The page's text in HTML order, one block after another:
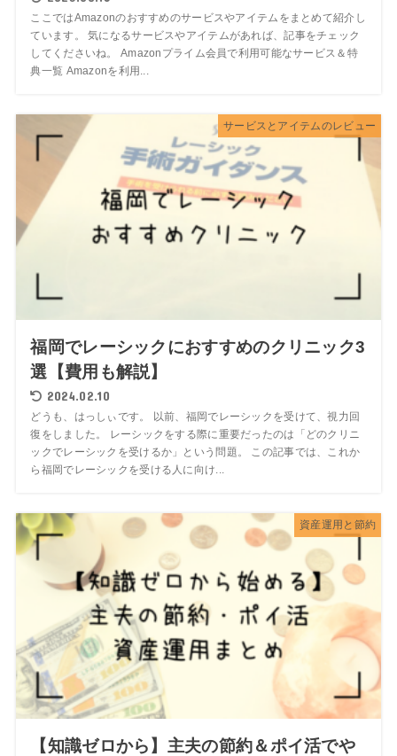
ここではAmazonのおすすめのサービスやアイテムをまとめて紹介し
ています。 気になるサービスやアイテムがあれば、記事をチェック
してくださいね。 Amazonプライム会員で利用可能なサービス＆特
典一覧 Amazonを利用...
サービスとアイテムのレビュー
福岡でレーシックにおすすめのクリニック3
選【費用も解説】
2024.02.10
どうも、はっしぃです。 以前、福岡でレーシックを受けて、視力回
復をしました。 レーシックをする際に重要だったのは「どのクリニ
ックでレーシックを受けるか」という問題。 この記事では、これか
ら福岡でレーシックを受ける人に向け...
資産運用と節約
【知識ゼロから】主夫の節約＆ポイ活でや